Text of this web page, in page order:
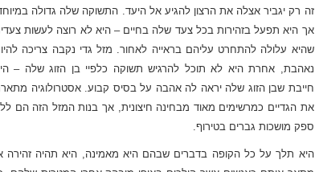
זה רק יגביר אצלה את הרצון להגיע אל היעד. התשוקה שלה גדולה
אך היא תפעל בזהירות בכל צעד שלה בחיים – היא לא רוצה לעשות
שהיא עלולה להתחרט עליהם בראייה לאחור. מזל גדי נקבה צריכה
נאהבת, אחרת היא לא תוכל להרגיש תשוקה כלפיי בן הזוג שלה –
חייבת שבן הזוג שלה יראה לה אהבה על בסיס קבוע. אסטרולוגיה
את הגדיים כמרשימים מאוד מבחינה חיצונית, אך בנות המזל הזה הם
ספק מושכות גברים בטירוף.
היא תלך על כל הקופה בדברים שבהם היא מאמינה, היא תהיה זהירה